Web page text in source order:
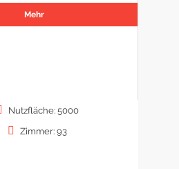
Mehr
Nutzfläche: 5000
Zimmer: 93